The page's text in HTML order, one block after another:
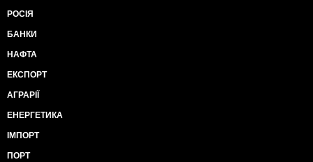
РОСІЯ
БАНКИ
НАФТА
ЕКСПОРТ
АГРАРІЇ
ЕНЕРГЕТИКА
ІМПОРТ
ПОРТ